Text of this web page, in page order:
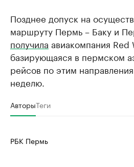
Позднее допуск на
маршруту Пермь – Баку и
получила авиакомпания Red
базирующаяся в пермском
рейсов по этим
неделю.
АвторыТеги
РБК Пермь